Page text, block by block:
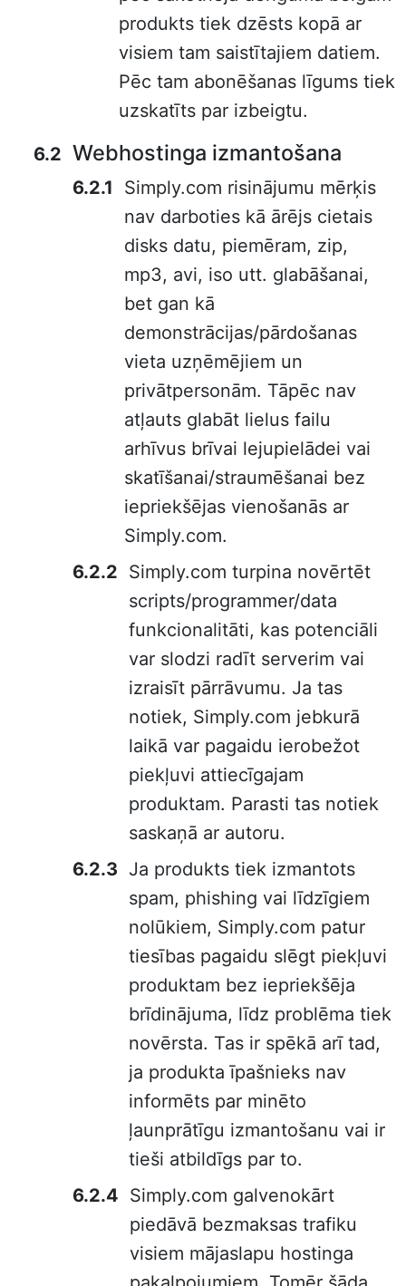
produkts tiek dzēsts kopā ar
visiem tam saistītajiem datiem.
Pēc tam abonēšanas līgums tiek
uzskatīts par izbeigtu.
Webhostinga izmantošana
Simply.com risinājumu mērķis
nav darboties kā ārējs cietais
disks datu, piemēram, zip,
mp3, avi, iso utt. glabāšanai,
bet gan kā
demonstrācijas/pārdošanas
vieta uzņēmējiem un
privātpersonām. Tāpēc nav
atļauts glabāt lielus failu
arhīvus brīvai lejupielādei vai
skatīšanai/straumēšanai bez
iepriekšējas vienošanās ar
Simply.com.
Simply.com turpina novērtēt
scripts/programmer/data
funkcionalitāti, kas potenciāli
var slodzi radīt serverim vai
izraisīt pārrāvumu. Ja tas
notiek, Simply.com jebkurā
laikā var pagaidu ierobežot
piekļuvi attiecīgajam
produktam. Parasti tas notiek
saskaņā ar autoru.
Ja produkts tiek izmantots
spam, phishing vai līdzīgiem
nolūkiem, Simply.com patur
tiesības pagaidu slēgt piekļuvi
produktam bez iepriekšēja
brīdinājuma, līdz problēma tiek
novērsta. Tas ir spēkā arī tad,
ja produkta īpašnieks nav
informēts par minēto
ļaunprātīgu izmantošanu vai ir
tieši atbildīgs par to.
Simply.com galvenokārt
piedāvā bezmaksas trafiku
visiem mājaslapu hostinga